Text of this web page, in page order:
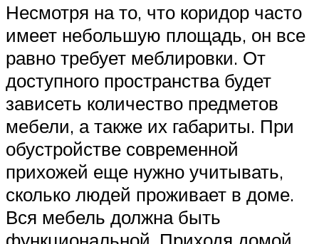
Несмотря на то, что коридор часто
имеет небольшую площадь, он все
равно требует меблировки. От
доступного пространства будет
зависеть количество предметов
мебели, а также их габариты. При
обустройстве современной
прихожей еще нужно учитывать,
сколько людей проживает в доме.
Вся мебель должна быть